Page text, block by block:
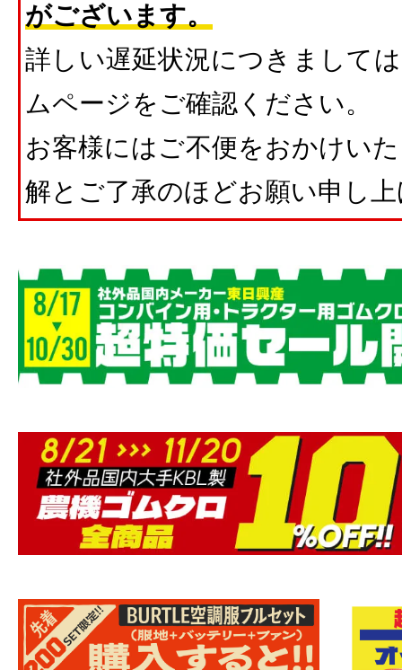
がございます。
詳しい遅延状況につきまして
ムページをご確認ください。
お客様にはご不便をおかけい
解とご了承のほどお願い申し